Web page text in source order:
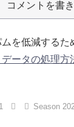
コメントを書
を低減するた
データの処理
Season